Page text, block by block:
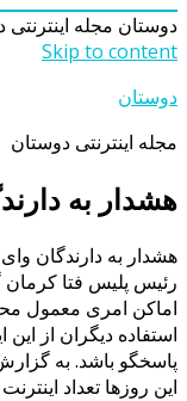
دوستان مجله
Skip to content
دوستان
مجله اینترنتی دوستان
هشدار به
هشدار به دارندگان
رئیس پلیس فتا کرمان
اماکن امری معمول
استفاده دیگران از
پاسخگو باشد. به
این روزها تعداد